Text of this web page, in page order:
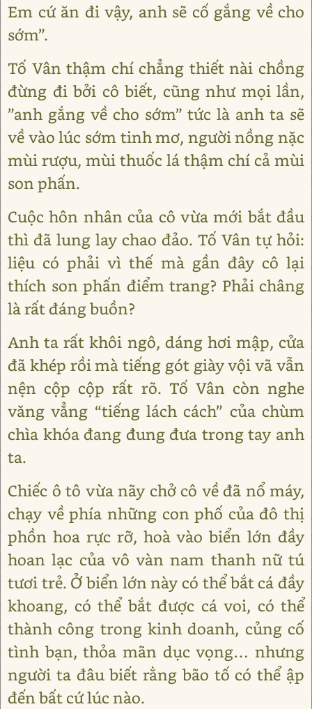
Em cứ ăn đi vậy, anh sẽ cố gắng về cho
sớm”.
Tố Vân thậm chí chẳng thiết nài chồng
đừng đi bởi cô biết, cũng như mọi lần,
”anh gắng về cho sớm” tức là anh ta sẽ
về vào lúc sớm tinh mơ, người nồng nặc
mùi rượu, mùi thuốc lá thậm chí cả mùi
son phấn.
Cuộc hôn nhân của cô vừa mới bắt đầu
thì đã lung lay chao đảo. Tố Vân tự hỏi:
liệu có phải vì thế mà gần đây cô lại
thích son phấn điểm trang? Phải châng
là rất đáng buồn?
Anh ta rất khôi ngô, dáng hơi mập, cửa
đã khép rồi mà tiếng gót giày vội vã vẫn
nện cộp cộp rất rõ. Tố Vân còn nghe
văng vẳng “tiếng lách cách” của chùm
chìa khóa đang đung đưa trong tay anh
ta.
Chiếc ô tô vừa nãy chở cô về đã nổ máy,
chạy về phía những con phố của đô thị
phồn hoa rực rỡ, hoà vào biển lớn đầy
hoan lạc của vô vàn nam thanh nữ tú
tươi trẻ. Ở biển lớn này có thể bắt cá đầy
khoang, có thể bắt được cá voi, có thể
thành công trong kinh doanh, củng cố
tình bạn, thỏa mãn dục vọng… nhưng
người ta đâu biết rằng bão tố có thể ập
đến bất cứ lúc nào.